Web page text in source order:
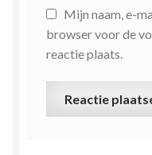
Mijn naam, e-
browser voor de
reactie plaats.